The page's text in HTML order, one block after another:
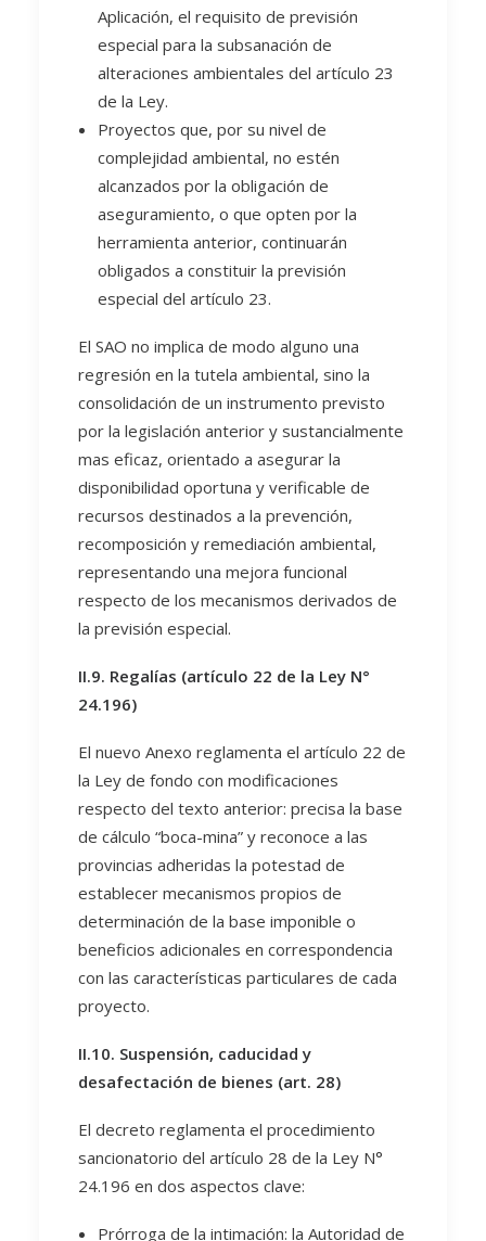
Aplicación, el requisito de previsión
especial para la subsanación de
alteraciones ambientales del artículo 23
de la Ley.
Proyectos que, por su nivel de
complejidad ambiental, no estén
alcanzados por la obligación de
aseguramiento, o que opten por la
herramienta anterior, continuarán
obligados a constituir la previsión
especial del artículo 23.
El SAO no implica de modo alguno una
regresión en la tutela ambiental, sino la
consolidación de un instrumento previsto
por la legislación anterior y sustancialmente
mas eficaz, orientado a asegurar la
disponibilidad oportuna y verificable de
recursos destinados a la prevención,
recomposición y remediación ambiental,
representando una mejora funcional
respecto de los mecanismos derivados de
la previsión especial.
II.9. Regalías (artículo 22 de la Ley N°
24.196)
El nuevo Anexo reglamenta el artículo 22 de
la Ley de fondo con modificaciones
respecto del texto anterior: precisa la base
de cálculo “boca-mina” y reconoce a las
provincias adheridas la potestad de
establecer mecanismos propios de
determinación de la base imponible o
beneficios adicionales en correspondencia
con las características particulares de cada
proyecto.
II.10. Suspensión, caducidad y
desafectación de bienes (art. 28)
El decreto reglamenta el procedimiento
sancionatorio del artículo 28 de la Ley N°
24.196 en dos aspectos clave:
Prórroga de la intimación: la Autoridad de